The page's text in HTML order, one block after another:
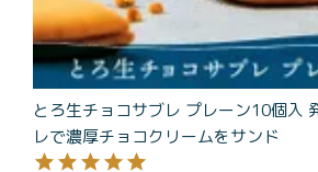
メル
トセ
お誕生日セット
手さげ袋
季節限定
とろ生チョコサブレ プレーン10個入
レで濃厚チョコクリームをサンド